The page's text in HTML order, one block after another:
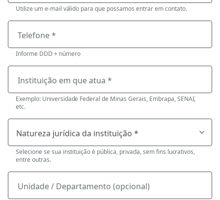
Utilize um e-mail válido para que possamos entrar em contato.
Telefone *
Informe DDD + número
Instituição em que atua *
Exemplo: Universidade Federal de Minas Gerais, Embrapa, SENAI,
etc.
Selecione se sua instituição é pública, privada, sem fins lucrativos,
entre outras.
Unidade / Departamento (opcional)